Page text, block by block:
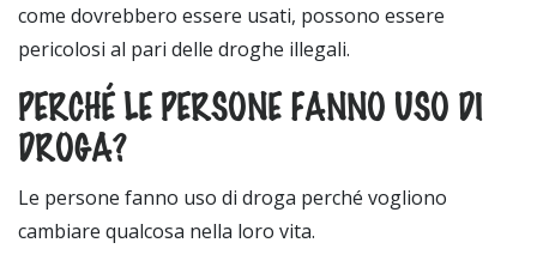
come dovrebbero essere usati, possono essere
pericolosi al pari delle droghe illegali.
PERCHÉ LE PERSONE FANNO USO DI
DROGA?
Le persone fanno uso di droga perché vogliono
cambiare qualcosa nella loro vita.